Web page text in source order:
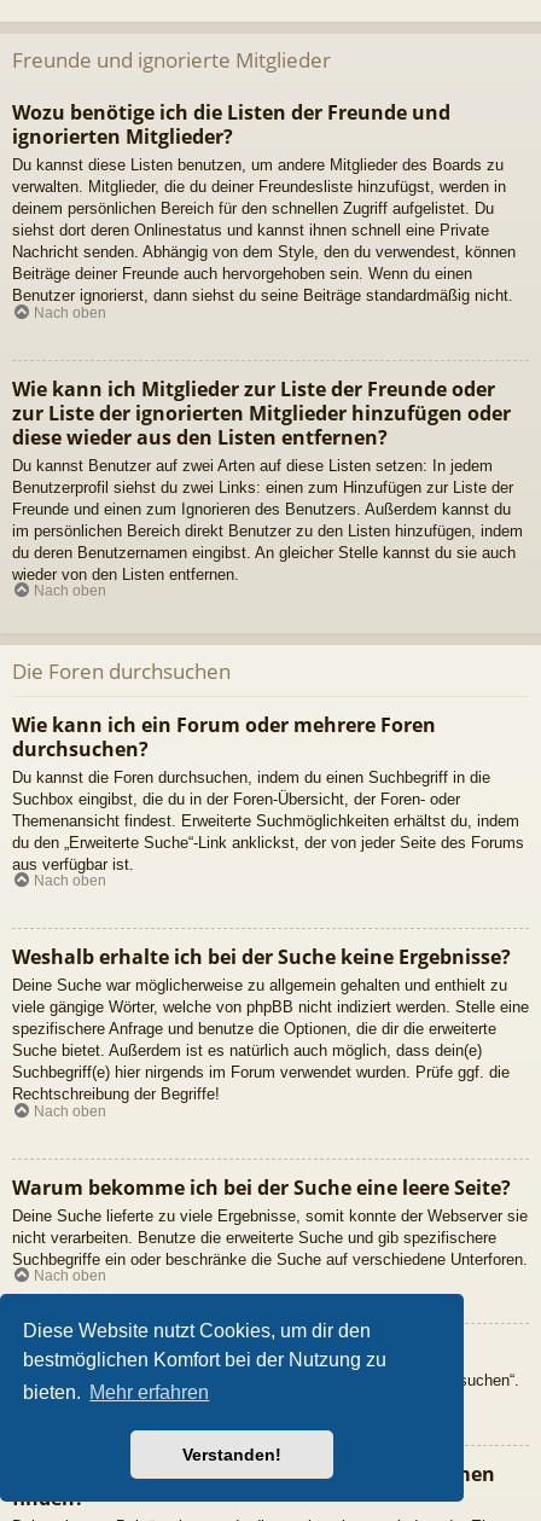
Diese Website nutzt Cookies, um dir den
bestmöglichen Komfort bei der Nutzung zu
bieten. Mehr erfahren
Verstanden!
Freunde und ignorierte Mitglieder
Wozu benötige ich die Listen der Freunde und
ignorierten Mitglieder?
Du kannst diese Listen benutzen, um andere Mitglieder des Boards zu
verwalten. Mitglieder, die du deiner Freundesliste hinzufügst, werden in
deinem persönlichen Bereich für den schnellen Zugriff aufgelistet. Du
siehst dort deren Onlinestatus und kannst ihnen schnell eine Private
Nachricht senden. Abhängig von dem Style, den du verwendest, können
Beiträge deiner Freunde auch hervorgehoben sein. Wenn du einen
Benutzer ignorierst, dann siehst du seine Beiträge standardmäßig nicht.
Nach oben
Wie kann ich Mitglieder zur Liste der Freunde oder
zur Liste der ignorierten Mitglieder hinzufügen oder
diese wieder aus den Listen entfernen?
Du kannst Benutzer auf zwei Arten auf diese Listen setzen: In jedem
Benutzerprofil siehst du zwei Links: einen zum Hinzufügen zur Liste der
Freunde und einen zum Ignorieren des Benutzers. Außerdem kannst du
im persönlichen Bereich direkt Benutzer zu den Listen hinzufügen, indem
du deren Benutzernamen eingibst. An gleicher Stelle kannst du sie auch
wieder von den Listen entfernen.
Nach oben
Die Foren durchsuchen
Wie kann ich ein Forum oder mehrere Foren
durchsuchen?
Du kannst die Foren durchsuchen, indem du einen Suchbegriff in die
Suchbox eingibst, die du in der Foren-Übersicht, der Foren- oder
Themenansicht findest. Erweiterte Suchmöglichkeiten erhältst du, indem
du den „Erweiterte Suche“-Link anklickst, der von jeder Seite des Forums
aus verfügbar ist.
Nach oben
Weshalb erhalte ich bei der Suche keine Ergebnisse?
Deine Suche war möglicherweise zu allgemein gehalten und enthielt zu
viele gängige Wörter, welche von phpBB nicht indiziert werden. Stelle eine
spezifischere Anfrage und benutze die Optionen, die dir die erweiterte
Suche bietet. Außerdem ist es natürlich auch möglich, dass dein(e)
Suchbegriff(e) hier nirgends im Forum verwendet wurden. Prüfe ggf. die
Rechtschreibung der Begriffe!
Nach oben
Warum bekomme ich bei der Suche eine leere Seite?
Deine Suche lieferte zu viele Ergebnisse, somit konnte der Webserver sie
nicht verarbeiten. Benutze die erweiterte Suche und gib spezifischere
Suchbegriffe ein oder beschränke die Suche auf verschiedene Unterforen.
Nach oben
Wie kann ich nach Mitgliedern suchen?
Gehe zur „Mitglieder“-Seite und klicke auf „Nach einem Mitglied suchen“.
Nach oben
Wie kann ich meine eigenen Beiträge und Themen
finden?